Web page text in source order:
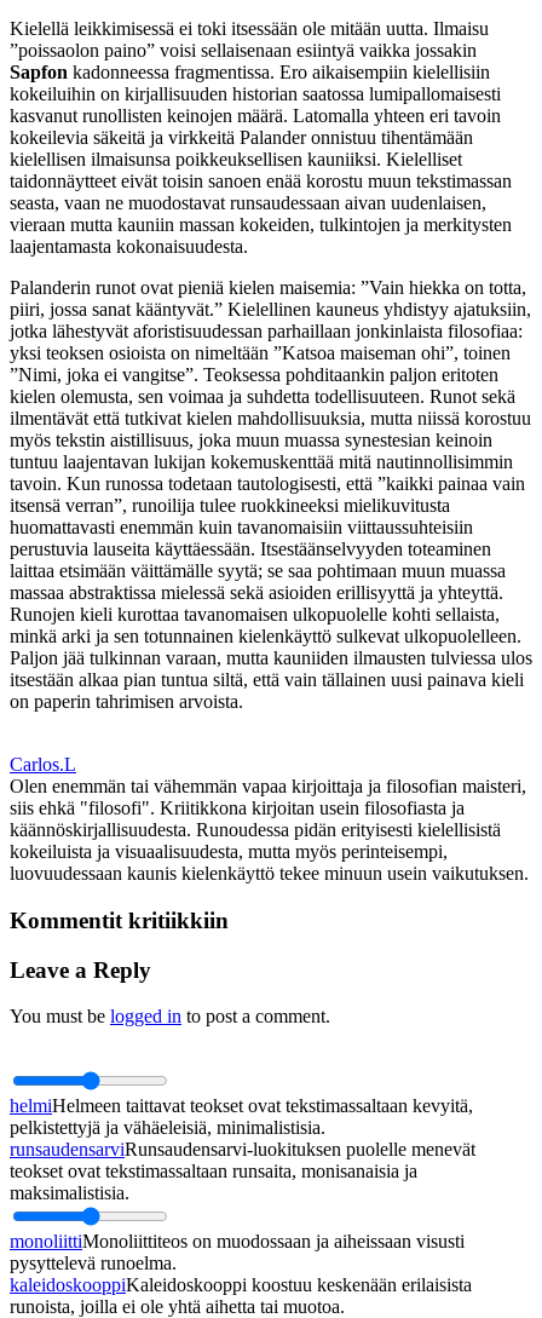
Kielellä leikkimisessä ei toki itsessään ole mitään uutta. Ilmaisu
”poissaolon paino” voisi sellaisenaan esiintyä vaikka jossakin
Sapfon kadonneessa fragmentissa. Ero aikaisempiin kielellisiin
kokeiluihin on kirjallisuuden historian saatossa lumipallomaisesti
kasvanut runollisten keinojen määrä. Latomalla yhteen eri tavoin
kokeilevia säkeitä ja virkkeitä Palander onnistuu tihentämään
kielellisen ilmaisunsa poikkeuksellisen kauniiksi. Kielelliset
taidonnäytteet eivät toisin sanoen enää korostu muun tekstimassan
seasta, vaan ne muodostavat runsaudessaan aivan uudenlaisen,
vieraan mutta kauniin massan kokeiden, tulkintojen ja merkitysten
laajentamasta kokonaisuudesta.
Palanderin runot ovat pieniä kielen maisemia: ”Vain hiekka on totta,
piiri, jossa sanat kääntyvät.” Kielellinen kauneus yhdistyy ajatuksiin,
jotka lähestyvät aforistisuudessan parhaillaan jonkinlaista filosofiaa:
yksi teoksen osioista on nimeltään ”Katsoa maiseman ohi”, toinen
”Nimi, joka ei vangitse”. Teoksessa pohditaankin paljon eritoten
kielen olemusta, sen voimaa ja suhdetta todellisuuteen. Runot sekä
ilmentävät että tutkivat kielen mahdollisuuksia, mutta niissä korostuu
myös tekstin aistillisuus, joka muun muassa synestesian keinoin
tuntuu laajentavan lukijan kokemuskenttää mitä nautinnollisimmin
tavoin. Kun runossa todetaan tautologisesti, että ”kaikki painaa vain
itsensä verran”, runoilija tulee ruokkineeksi mielikuvitusta
huomattavasti enemmän kuin tavanomaisiin viittaussuhteisiin
perustuvia lauseita käyttäessään. Itsestäänselvyyden toteaminen
laittaa etsimään väittämälle syytä; se saa pohtimaan muun muassa
massaa abstraktissa mielessä sekä asioiden erillisyyttä ja yhteyttä.
Runojen kieli kurottaa tavanomaisen ulkopuolelle kohti sellaista,
minkä arki ja sen totunnainen kielenkäyttö sulkevat ulkopuolelleen.
Paljon jää tulkinnan varaan, mutta kauniiden ilmausten tulviessa ulos
itsestään alkaa pian tuntua siltä, että vain tällainen uusi painava kieli
on paperin tahrimisen arvoista.
Carlos.L
Olen enemmän tai vähemmän vapaa kirjoittaja ja filosofian maisteri,
siis ehkä "filosofi". Kriitikkona kirjoitan usein filosofiasta ja
käännöskirjallisuudesta. Runoudessa pidän erityisesti kielellisistä
kokeiluista ja visuaalisuudesta, mutta myös perinteisempi,
luovuudessaan kaunis kielenkäyttö tekee minuun usein vaikutuksen.
Kommentit kritiikkiin
Leave a Reply
You must be logged in to post a comment.
helmiHelmeen taittavat teokset ovat tekstimassaltaan kevyitä,
pelkistettyjä ja vähäeleisiä, minimalistisia.
runsaudensarviRunsaudensarvi-luokituksen puolelle menevät
teokset ovat tekstimassaltaan runsaita, monisanaisia ja
maksimalistisia.
monoliittiMonoliittiteos on muodossaan ja aiheissaan visusti
pysyttelevä runoelma.
kaleidoskooppiKaleidoskooppi koostuu keskenään erilaisista
runoista, joilla ei ole yhtä aihetta tai muotoa.